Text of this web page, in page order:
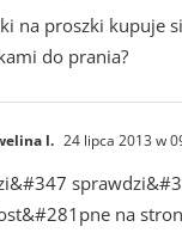
na proszki kupuje
do prania?
l. 24 lipca 2013 w
na